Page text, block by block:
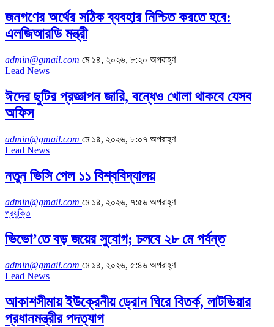
জনগণের অর্থের সঠিক ব্যবহার নিশ্চিত করতে হবে:
এলজিআরডি মন্ত্রী
admin@gmail.com মে ১৪, ২০২৬, ৮:২০ অপরাহ্ণ
Lead News
ঈদের ছুটির প্রজ্ঞাপন জারি, বন্ধেও খোলা থাকবে যেসব
অফিস
admin@gmail.com মে ১৪, ২০২৬, ৮:০৭ অপরাহ্ণ
Lead News
নতুন ভিসি পেল ১১ বিশ্ববিদ্যালয়
admin@gmail.com মে ১৪, ২০২৬, ৭:৫৬ অপরাহ্ণ
প্রযুক্তি
ভিভো’তে বড় জয়ের সুযোগ; চলবে ২৮ মে পর্যন্ত
admin@gmail.com মে ১৪, ২০২৬, ৫:৪৬ অপরাহ্ণ
Lead News
আকাশসীমায় ইউক্রেনীয় ড্রোন ঘিরে বিতর্ক, লাটভিয়ার
প্রধানমন্ত্রীর পদত্যাগ